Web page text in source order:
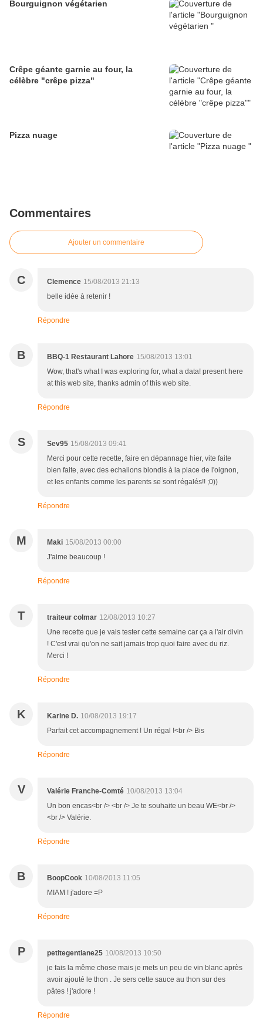
Bourguignon végétarien
Crêpe géante garnie au four, la
célèbre "crêpe pizza"
Pizza nuage
Commentaires
Ajouter un commentaire
C Clemence 15/08/2013 21:13
belle idée à retenir !
Répondre
B BBQ-1 Restaurant Lahore 15/08/2013 13:01
Wow, that's what I was exploring for, what a data! present here
at this web site, thanks admin of this web site.
Répondre
S Sev95 15/08/2013 09:41
Merci pour cette recette, faire en dépannage hier, vite faite
bien faite, avec des echalions blondis à la place de l'oignon,
et les enfants comme les parents se sont régalés!! ;0))
Répondre
M Maki 15/08/2013 00:00
J'aime beaucoup !
Répondre
T traiteur colmar 12/08/2013 10:27
Une recette que je vais tester cette semaine car ça a l'air divin
! C'est vrai qu'on ne sait jamais trop quoi faire avec du riz.
Merci !
Répondre
K Karine D. 10/08/2013 19:17
Parfait cet accompagnement ! Un régal !<br /> Bis
Répondre
V Valérie Franche-Comté 10/08/2013 13:04
Un bon encas<br /> <br /> Je te souhaite un beau WE<br />
<br /> Valérie.
Répondre
B BoopCook 10/08/2013 11:05
MIAM ! j'adore =P
Répondre
P petitegentiane25 10/08/2013 10:50
je fais la même chose mais je mets un peu de vin blanc après
avoir ajouté le thon . Je sers cette sauce au thon sur des
pâtes ! j'adore !
Répondre